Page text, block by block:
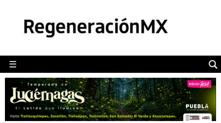
☰
POLÍTICA
CAMALEÓN
OPINIÓN
DEPORTES